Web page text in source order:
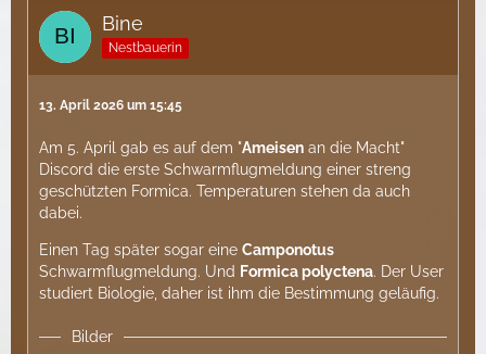
Bine
Nestbauerin
13. April 2026 um 15:45
Am 5. April gab es auf dem "Ameisen an die Macht"
Discord die erste Schwarmflugmeldung einer streng
geschützten Formica. Temperaturen stehen da auch
dabei.
Einen Tag später sogar eine Camponotus
Schwarmflugmeldung. Und Formica polyctena. Der User
studiert Biologie, daher ist ihm die Bestimmung geläufig.
Bilder